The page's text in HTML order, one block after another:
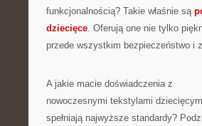
funkcjonalnością? Takie właśnie są
dziecięce. Oferują one nie tylko
przede wszystkim bezpieczeństwo i
A jakie macie doświadczenia z
nowoczesnymi tekstylami
spełniają najwyższe standardy?